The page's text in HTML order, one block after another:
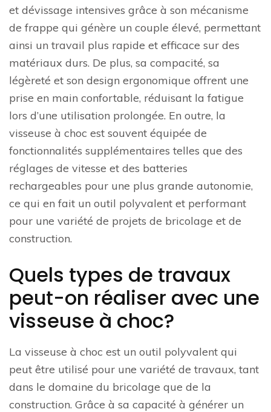
et dévissage intensives grâce à son mécanisme
de frappe qui génère un couple élevé, permettant
ainsi un travail plus rapide et efficace sur des
matériaux durs. De plus, sa compacité, sa
légèreté et son design ergonomique offrent une
prise en main confortable, réduisant la fatigue
lors d’une utilisation prolongée. En outre, la
visseuse à choc est souvent équipée de
fonctionnalités supplémentaires telles que des
réglages de vitesse et des batteries
rechargeables pour une plus grande autonomie,
ce qui en fait un outil polyvalent et performant
pour une variété de projets de bricolage et de
construction.
Quels types de travaux
peut-on réaliser avec une
visseuse à choc?
La visseuse à choc est un outil polyvalent qui
peut être utilisé pour une variété de travaux, tant
dans le domaine du bricolage que de la
construction. Grâce à sa capacité à générer un